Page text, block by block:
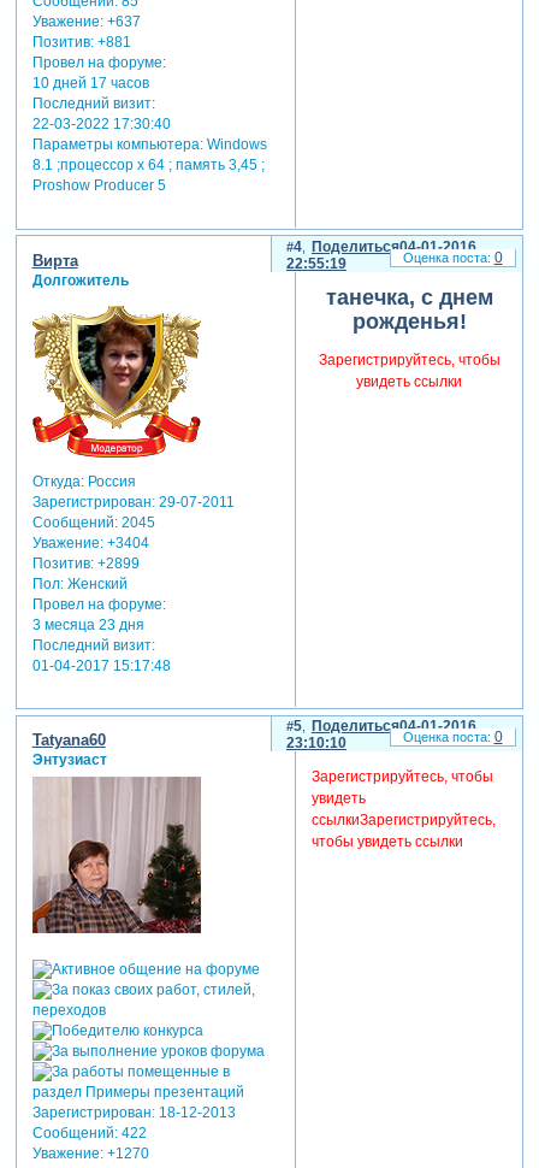
Уважение: +637
Позитив: +881
Провел на форуме:
10 дней 17 часов
Последний визит:
22-03-2022 17:30:40
Параметры компьютера:Windows
8.1 ;процессор х 64 ; память 3,45 ;
Proshow Producer 5
Поделиться
4
04-01-2016
22:55:19
Вирта
Долгожитель
Откуда:Россия
Зарегистрирован: 29-07-2011
Сообщений:2045
Уважение: +3404
Позитив: +2899
Пол:Женский
Провел на форуме:
3 месяца 23 дня
Последний визит:
01-04-2017 15:17:48
танечка, с днем
рожденья!
Зарегистрируйтесь, чтобы
увидеть ссылки
0
Поделиться
5
04-01-2016
23:10:10
Tatyana60
Энтузиаст
Зарегистрирован: 18-12-2013
Сообщений:422
Уважение: +1270
Зарегистрируйтесь, чтобы
увидеть
ссылкиЗарегистрируйтесь,
чтобы увидеть ссылки
0